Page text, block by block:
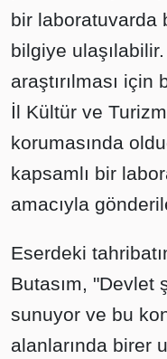
bir laboratuvarda
bilgiye
araştırılması
İl Kültür ve
korumasında
kapsamlı bir
amacıyla
Eserdeki
Butasım, "Devlet
sunuyor ve bu
alanlarında birer